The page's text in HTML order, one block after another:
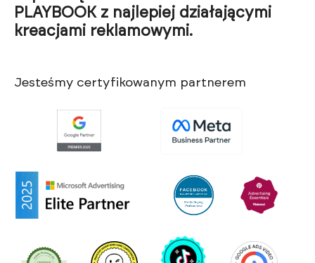
PLAYBOOK z najlepiej działającymi
kreacjami reklamowymi.
Jesteśmy certyfikowanym partnerem